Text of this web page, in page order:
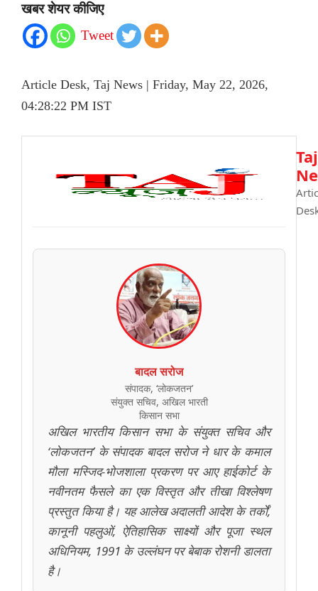
खबर शेयर कीजिए
Tweet
Article Desk, Taj News | Friday, May 22, 2026,
04:28:22 PM IST
Taj
बादल सरोज
संपादक, ‘लोकजतन’
संयुक्त सचिव, अखिल भारती
किसान सभा
अखिल भारतीय किसान सभा के संयुक्त सचिव और
‘लोकजतन’ के संपादक बादल सरोज ने धार के कमाल
मौला मस्जिद-भोजशाला प्रकरण पर आए हाईकोर्ट के
नवीनतम फैसले का एक विस्तृत और तीखा विश्लेषण
प्रस्तुत किया है। यह आलेख अदालती आदेश के तर्कों,
कानूनी पहलुओं, ऐतिहासिक साक्ष्यों और पूजा स्थल
अधिनियम, 1991 के उल्लंघन पर बेबाक रोशनी डालता
है।